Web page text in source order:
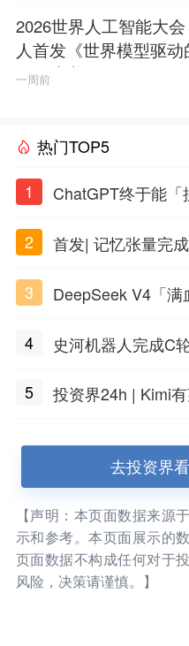
2026世界人工智能大
人首发《世界模型驱
GI白皮书》
一周前
热门TOP5
1
ChatGPT终于能
2
首发| 记忆张量完
3
DeepSeek V4「
4
史河机器人完成C
5
投资界24h | Kimi
去投资界
【声明：本页面数据来源
示和参考。本页面展示的
页面数据不构成任何对于
风险，决策请谨慎。】